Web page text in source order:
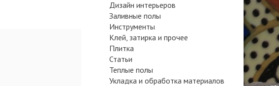
Дизайн интерьеров
Заливные полы
Инструменты
Клей, затирка и прочее
Плитка
Статьи
Теплые полы
Укладка и обработка материалов